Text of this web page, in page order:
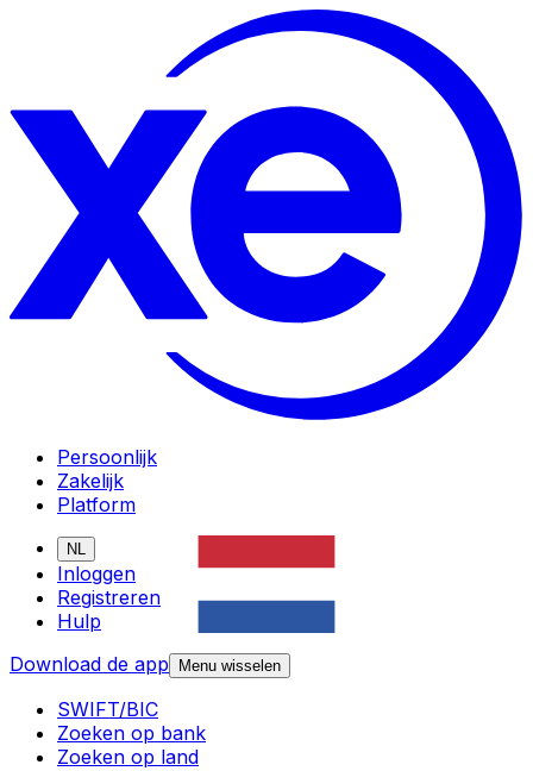
Persoonlijk
Zakelijk
Platform
NL
Inloggen
Registreren
Hulp
Download de app
Menu wisselen
SWIFT/BIC
Zoeken op bank
Zoeken op land